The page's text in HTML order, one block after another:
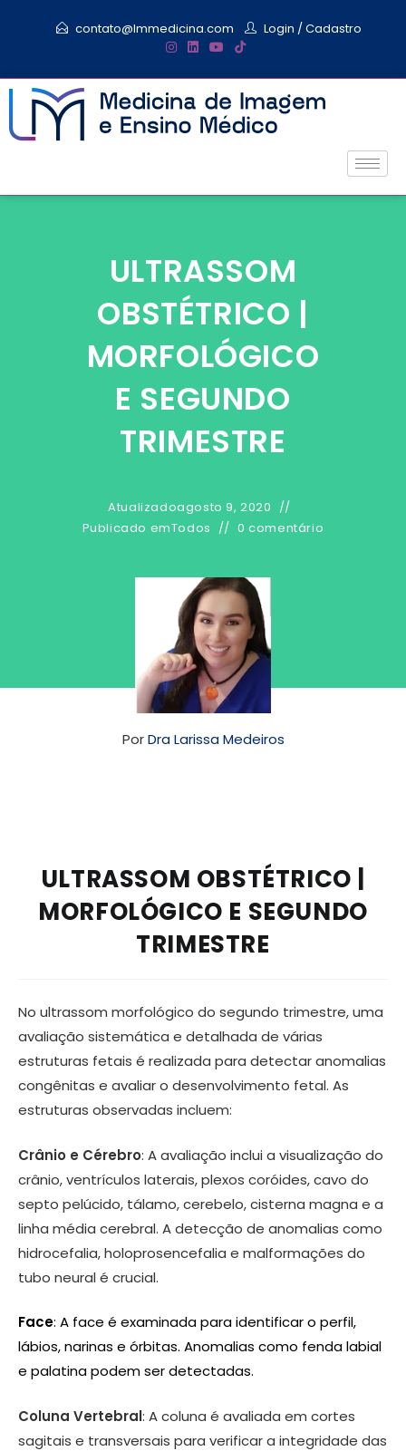
contato@lmmedicina.com Login /Cadastro
ULTRASSOM
OBSTÉTRICO |
MORFOLÓGICO
E SEGUNDO
TRIMESTRE
Atualizadoagosto 9, 2020
Publicado emTodos 0 comentário
PorDra Larissa Medeiros
ULTRASSOM OBSTÉTRICO |
MORFOLÓGICO E SEGUNDO
TRIMESTRE
No ultrassom morfológico do segundo trimestre, uma
avaliação sistemática e detalhada de várias
estruturas fetais é realizada para detectar anomalias
congênitas e avaliar o desenvolvimento fetal. As
estruturas observadas incluem:
Crânio e Cérebro: A avaliação inclui a visualização do
crânio, ventrículos laterais, plexos coróides, cavo do
septo pelúcido, tálamo, cerebelo, cisterna magna e a
linha média cerebral. A detecção de anomalias como
hidrocefalia, holoprosencefalia e malformações do
tubo neural é crucial.
Face: A face é examinada para identificar o perfil,
lábios, narinas e órbitas. Anomalias como fenda labial
e palatina podem ser detectadas.
Coluna Vertebral: A coluna é avaliada em cortes
sagitais e transversais para verificar a integridade das